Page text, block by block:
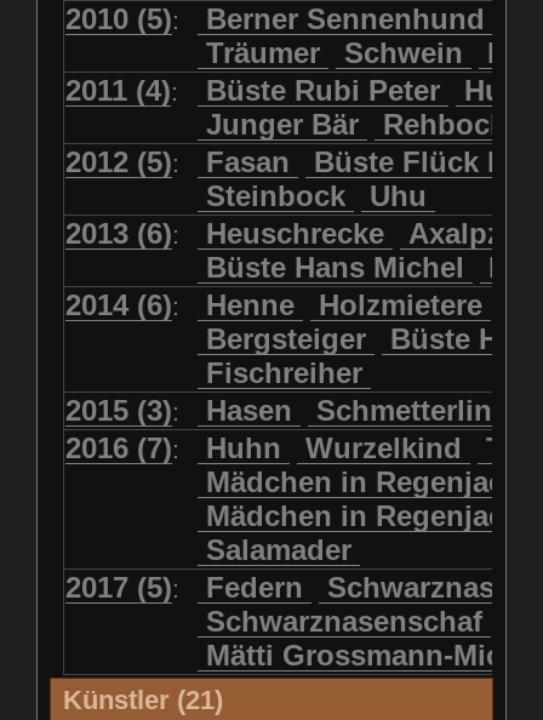
2010 (5): Berner Sennenhund
Träumer
Schwein
2011 (4): Büste Rubi Peter
Junger Bär
2012 (5): Fasan
Büste Flück
Steinbock
Uhu
2013 (6): Heuschrecke
Büste Hans Michel
2014 (6): Henne Holzmietere
Bergsteiger
Büste HP
Fischreiher
2015 (3): Hasen Schmetterlinge
2016 (7): Huhn Wurzelkind
Mädchen in
Mädchen in Regenjacke
Salamader
2017 (5): Federn
Schwarznasenschaf
Mätti Grossmann-
Künstler (21)